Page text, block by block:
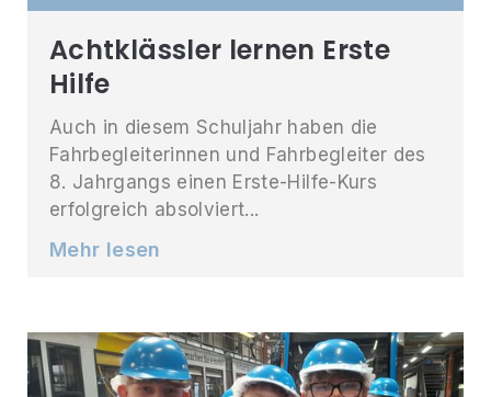
Achtklässler lernen Erste
Hilfe
Auch in diesem Schuljahr haben die
Fahrbegleiterinnen und Fahrbegleiter des
8. Jahrgangs einen Erste-Hilfe-Kurs
erfolgreich absolviert...
Mehr lesen